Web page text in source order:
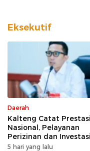
Eksekutif
Daerah
Kalteng Catat Prestasi
Nasional, Pelayanan
Perizinan dan Investasi
Raih Predikat Sangat
5 hari yang lalu